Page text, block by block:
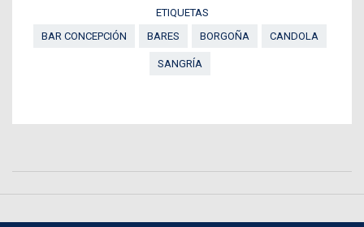
ETIQUETAS
BAR CONCEPCIÓN
BARES BORGOÑA CANDOLA
SANGRÍA